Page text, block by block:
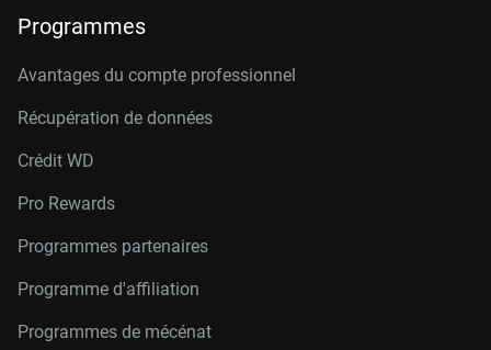
Programmes
Avantages du compte professionnel
Récupération de données
Crédit WD
Pro Rewards
Programmes partenaires
Programme d'affiliation
Programmes de mécénat